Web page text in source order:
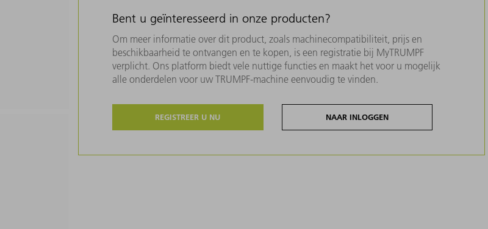
Bent u geïnteresseerd in onze producten?
Om meer informatie over dit product, zoals machinecompatibiliteit, prijs en
beschikbaarheid te ontvangen en te kopen, is een registratie bij MyTRUMPF
verplicht. Ons platform biedt vele nuttige functies en maakt het voor u mogelijk
alle onderdelen voor uw TRUMPF-machine eenvoudig te vinden.
REGISTREER U NU NAAR INLOGGEN